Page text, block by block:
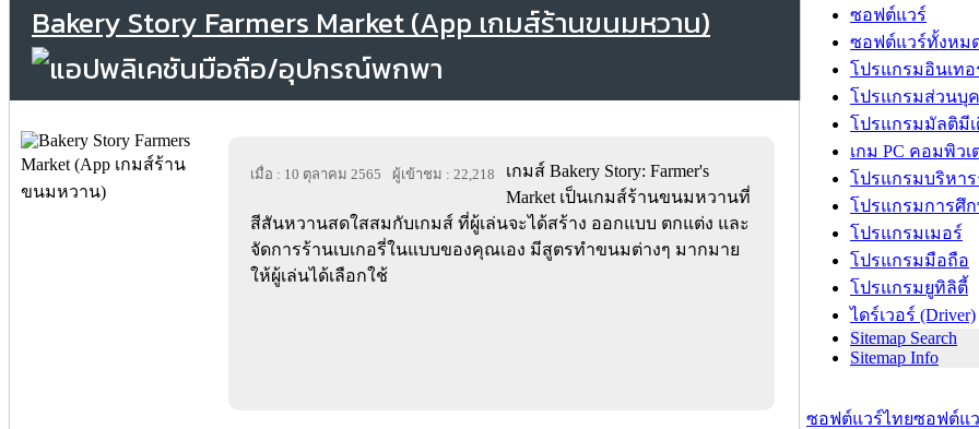
Bakery Story Farmers Market (App เกมส์ร้านขนมหวาน)
เมื่อ : 10 ตุลาคม 2565 ผู้เข้าชม : 22,218
เกมส์ Bakery Story: Farmer's
Market เป็นเกมส์ร้านขนมหวานที่
สีสันหวานสดใสสมกับเกมส์ ที่ผู้เล่นจะได้สร้าง ออกแบบ ตกแต่ง และ
จัดการร้านเบเกอรี่ในแบบของคุณเอง มีสูตรทำขนมต่างๆ มากมาย
ให้ผู้เล่นได้เลือกใช้
ซอฟต์แวร์
ซอฟต์แวร์ทั้งหม
โปรแกรมอินเทอ
โปรแกรมส่วนบุ
โปรแกรมมัลติมีเ
เกม PC คอมพิวเ
โปรแกรมบริหา
โปรแกรมการศึ
โปรแกรมเมอร์
โปรแกรมมือถือ
โปรแกรมยูทิลิตี้
ไดร์เวอร์ (Driver)
Sitemap Search
Sitemap Info
ซอฟต์แวร์ไทยซอฟต์แ